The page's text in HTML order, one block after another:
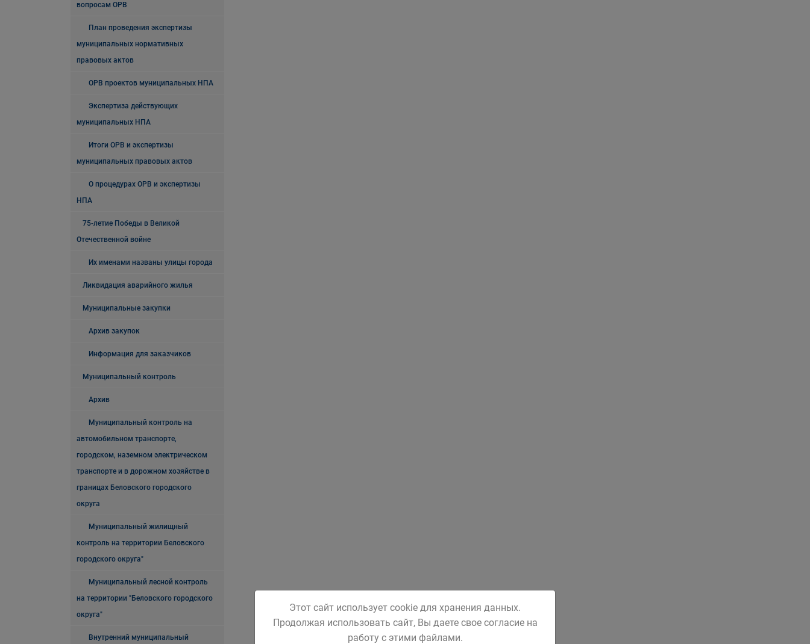
вопросам ОРВ
План проведения экспертизы
муниципальных нормативных
правовых актов
ОРВ проектов муниципальных НПА
Экспертиза действующих
муниципальных НПА
Итоги ОРВ и экспертизы
муниципальных правовых актов
О процедурах ОРВ и экспертизы
НПА
75-летие Победы в Великой
Отечественной войне
Их именами названы улицы города
Ликвидация аварийного жилья
Муниципальные закупки
Архив закупок
Информация для заказчиков
Муниципальный контроль
Архив
Муниципальный контроль на
автомобильном транспорте,
городском, наземном электрическом
транспорте и в дорожном хозяйстве в
границах Беловского городского
округа
Муниципальный жилищный
контроль на территории Беловского
городского округа"
Муниципальный лесной контроль
на территории "Беловского городского
округа"
Внутренний муниципальный
Этот сайт использует cookie для хранения данных.
Продолжая использовать сайт, Вы даете свое согласие на
работу с этими файлами.